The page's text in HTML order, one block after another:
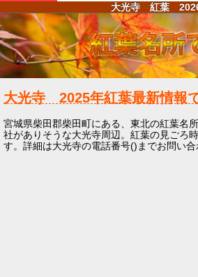
大光寺 紅葉
大光寺 2025年紅葉最新情報
宮城県柴田郡柴田町にある、東北の紅葉名
社がありそうな大光寺周辺。紅葉の見ごろ
す。詳細は大光寺の電話番号()までお問い合